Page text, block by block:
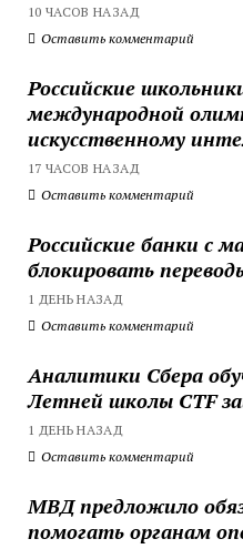
10 ЧАСОВ НАЗАД
Оставить комментарий
Российские
международной
искусственному
17 ЧАСОВ НАЗАД
Оставить комментарий
Российские банки с
блокировать
1 ДЕНЬ НАЗАД
Оставить комментарий
Аналитики Сбера
Летней школы CTF
1 ДЕНЬ НАЗАД
Оставить комментарий
МВД предложило
помогать органам